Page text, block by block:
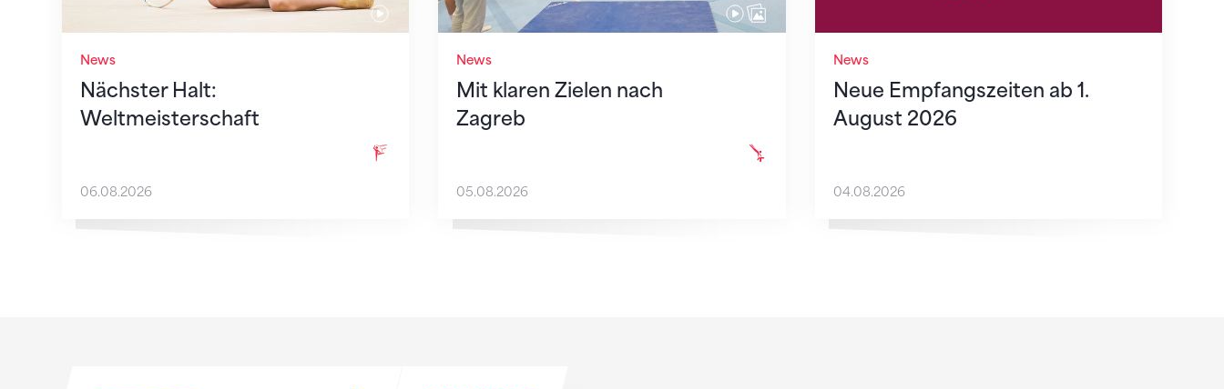
News
Nächster Halt:
Weltmeisterschaft
06.08.2026
News
Mit klaren Zielen nach
Zagreb
05.08.2026
News
Neue Empfangszeiten ab 1.
August 2026
04.08.2026